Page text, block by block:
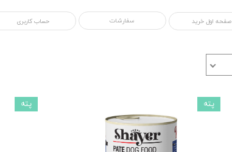
حساب کاربری سفارشات صفحه اول خرید
پته پته